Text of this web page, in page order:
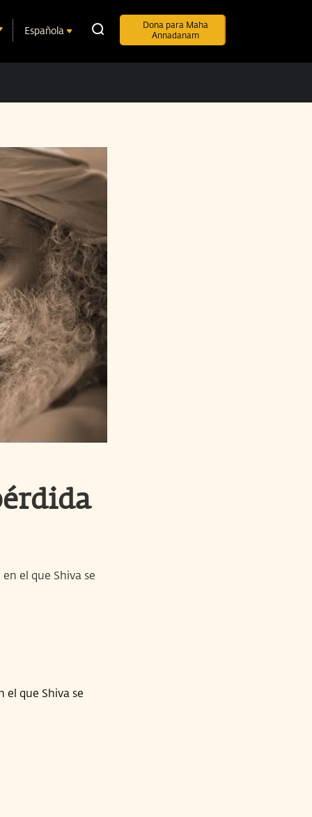
Española
Dona para Maha
Annadanam
el que Shiva se
el que Shiva se